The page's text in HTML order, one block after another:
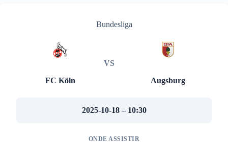
Bundesliga
FC Köln
VS
Augsburg
2025-10-18 – 10:30
ONDE ASSISTIR